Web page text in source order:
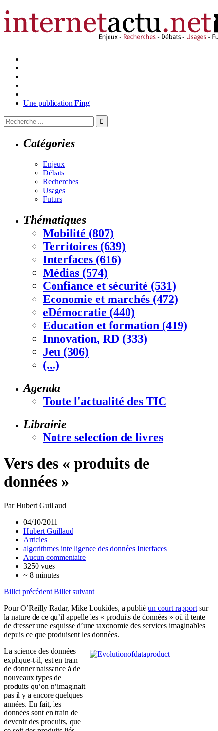
Une publication Fing
Catégories
Enjeux
Débats
Recherches
Usages
Futurs
Thématiques
Mobilité (807)
Territoires (639)
Interfaces (616)
Médias (574)
Confiance et sécurité (531)
Economie et marchés (472)
eDémocratie (440)
Education et formation (419)
Innovation, RD (333)
Jeu (306)
(...)
Agenda
Toute l'actualité des TIC
Librairie
Notre selection de livres
Vers des « produits de
données »
Par Hubert Guillaud
04/10/2011
Hubert Guillaud
Articles
algorithmes intelligence des données Interfaces
Aucun commentaire
3250 vues
~ 8 minutes
Billet précédent Billet suivant
Pour O’Reilly Radar, Mike Loukides, a publié un court rapport sur
la nature de ce qu’il appelle les « produits de données » où il tente
de dresser une esquisse d’une taxonomie des services imaginables
depuis ce que produisent les données.
La science des données
explique-t-il, est en train
de donner naissance à de
nouveaux types de
produits qu’on n’imaginait
pas il y a encore quelques
années. En fait, les
données sont en train de
devenir des produits, que